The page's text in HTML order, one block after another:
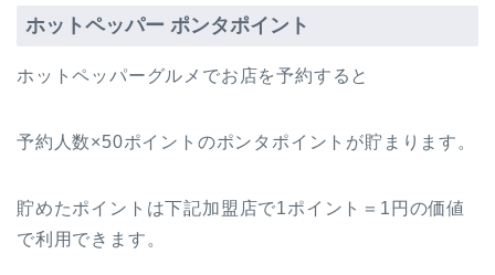
ホットペッパー ポンタポイント
ホットペッパーグルメでお店を予約すると
予約人数×50ポイントのポンタポイントが貯まります。
貯めたポイントは下記加盟店で1ポイント＝1円の価値
で利用できます。